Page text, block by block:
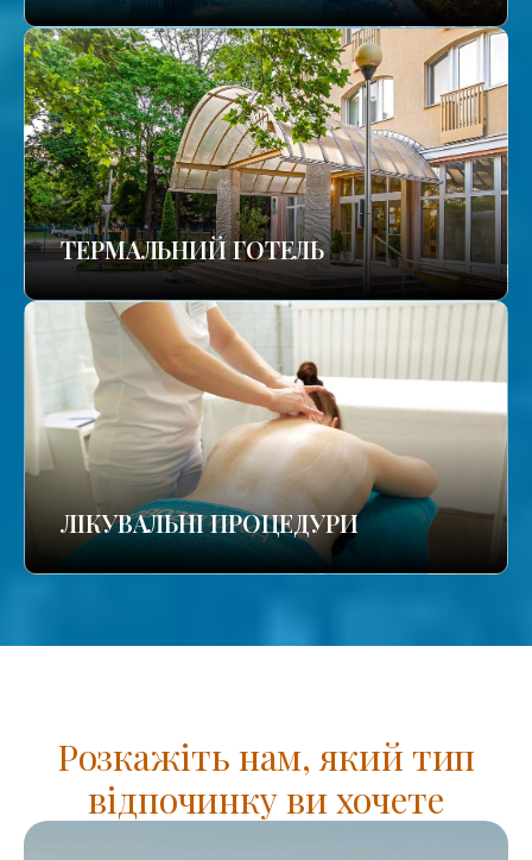
ТЕРМАЛЬНИЙ ГОТЕЛЬ
ЛІКУВАЛЬНІ ПРОЦЕДУРИ
Розкажіть нам, який тип
відпочинку ви хочете